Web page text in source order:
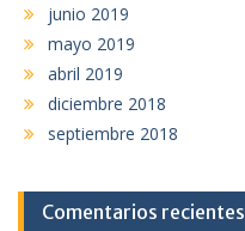
junio 2019
mayo 2019
abril 2019
diciembre 2018
septiembre 2018
Comentarios recientes